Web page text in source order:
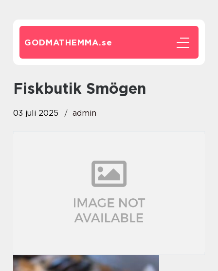
GODMATHEMMA.se
fiskbutik Smögen
03 juli 2025 admin